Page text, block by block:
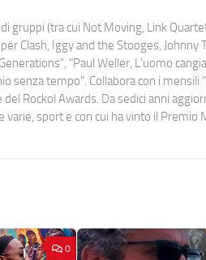
gruppi (tra cui Not Moving, Link
Clash, Iggy and the Stooges, Johnny
"Paul Weller, L’uomo
senza tempo". Collabora con i mensili
Rockol Awards. Da sedici anni
sport e con cui ha vinto il Premio
0